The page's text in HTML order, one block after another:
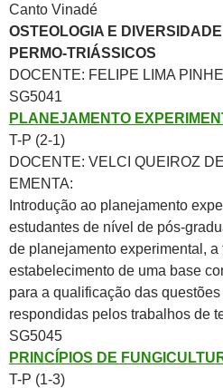
Canto Vinadé
OSTEOLOGIA E
PERMO-TRIÁSSICOS
DOCENTE: FELIPE LIMA
SG5041
PLANEJAMENTO
T-P (2-1)
DOCENTE: VELCI QUEIROZ
EMENTA:
Introdução ao planejamento
estudantes de nível de pós-
de planejamento experimental, a
estabelecimento de uma base
para a qualificação das
respondidas pelos trabalhos de
SG5045
PRINCÍPIOS DE
T-P (1-3)